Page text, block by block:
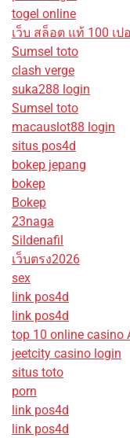
togel online
เว็บ สล็อต แท้ 100 เป
Sumsel toto
clash verge
suka288 login
Sumsel toto
macauslot88 login
situs pos4d
bokep jepang
bokep
Bokep
23naga
Sildenafil
เว็บตรง2026
sex
link pos4d
link pos4d
top 10 online casino
jeetcity casino login
situs toto
porn
link pos4d
link pos4d